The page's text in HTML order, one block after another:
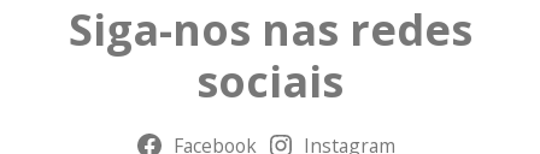
Siga-nos nas redes
sociais
Facebook Instagram